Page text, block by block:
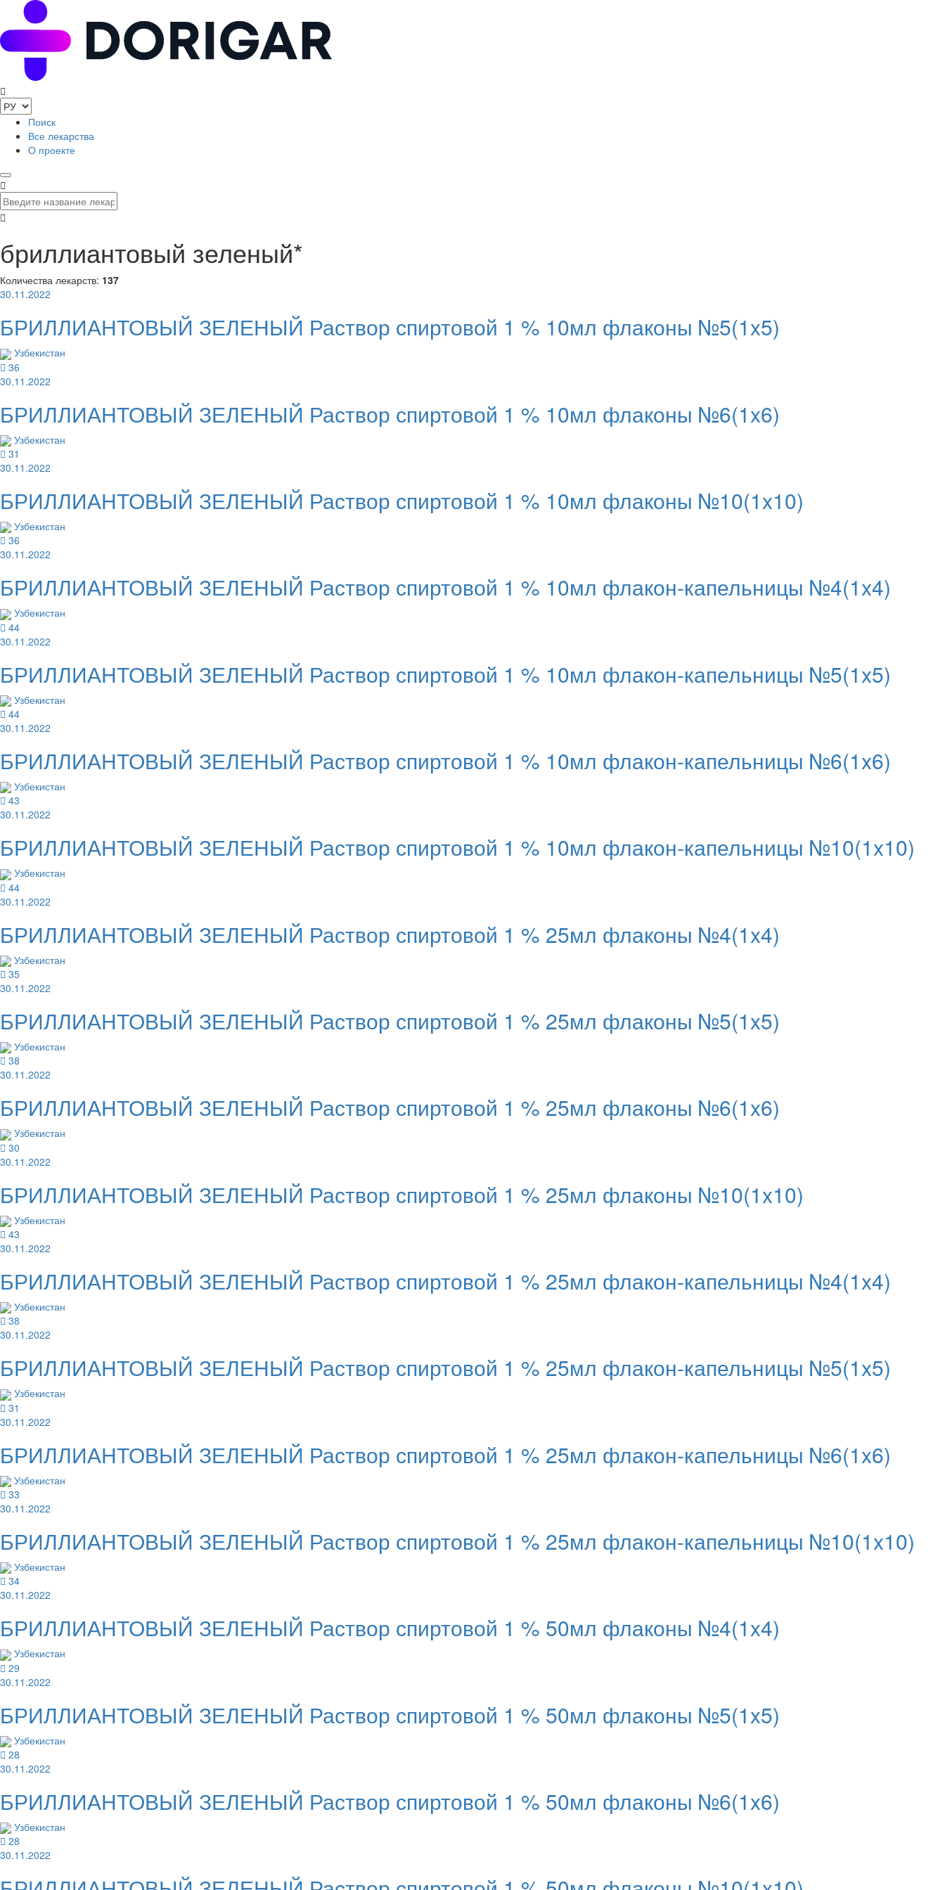
Поиск
Все лекарства
О проекте
бриллиантовый зеленый*
Количества лекарств: 137
30.11.2022
БРИЛЛИАНТОВЫЙ ЗЕЛЕНЫЙ Раствор спиртовой 1 % 10мл флаконы №5(1x5)
Узбекистан
36
30.11.2022
БРИЛЛИАНТОВЫЙ ЗЕЛЕНЫЙ Раствор спиртовой 1 % 10мл флаконы №6(1x6)
Узбекистан
31
30.11.2022
БРИЛЛИАНТОВЫЙ ЗЕЛЕНЫЙ Раствор спиртовой 1 % 10мл флаконы №10(1x10)
Узбекистан
36
30.11.2022
БРИЛЛИАНТОВЫЙ ЗЕЛЕНЫЙ Раствор спиртовой 1 % 10мл флакон-капельницы №4(1x4)
Узбекистан
44
30.11.2022
БРИЛЛИАНТОВЫЙ ЗЕЛЕНЫЙ Раствор спиртовой 1 % 10мл флакон-капельницы №5(1x5)
Узбекистан
44
30.11.2022
БРИЛЛИАНТОВЫЙ ЗЕЛЕНЫЙ Раствор спиртовой 1 % 10мл флакон-капельницы №6(1x6)
Узбекистан
43
30.11.2022
БРИЛЛИАНТОВЫЙ ЗЕЛЕНЫЙ Раствор спиртовой 1 % 10мл флакон-капельницы №10(1x10)
Узбекистан
44
30.11.2022
БРИЛЛИАНТОВЫЙ ЗЕЛЕНЫЙ Раствор спиртовой 1 % 25мл флаконы №4(1x4)
Узбекистан
35
30.11.2022
БРИЛЛИАНТОВЫЙ ЗЕЛЕНЫЙ Раствор спиртовой 1 % 25мл флаконы №5(1x5)
Узбекистан
38
30.11.2022
БРИЛЛИАНТОВЫЙ ЗЕЛЕНЫЙ Раствор спиртовой 1 % 25мл флаконы №6(1x6)
Узбекистан
30
30.11.2022
БРИЛЛИАНТОВЫЙ ЗЕЛЕНЫЙ Раствор спиртовой 1 % 25мл флаконы №10(1x10)
Узбекистан
43
30.11.2022
БРИЛЛИАНТОВЫЙ ЗЕЛЕНЫЙ Раствор спиртовой 1 % 25мл флакон-капельницы №4(1x4)
Узбекистан
38
30.11.2022
БРИЛЛИАНТОВЫЙ ЗЕЛЕНЫЙ Раствор спиртовой 1 % 25мл флакон-капельницы №5(1x5)
Узбекистан
31
30.11.2022
БРИЛЛИАНТОВЫЙ ЗЕЛЕНЫЙ Раствор спиртовой 1 % 25мл флакон-капельницы №6(1x6)
Узбекистан
33
30.11.2022
БРИЛЛИАНТОВЫЙ ЗЕЛЕНЫЙ Раствор спиртовой 1 % 25мл флакон-капельницы №10(1x10)
Узбекистан
34
30.11.2022
БРИЛЛИАНТОВЫЙ ЗЕЛЕНЫЙ Раствор спиртовой 1 % 50мл флаконы №4(1x4)
Узбекистан
29
30.11.2022
БРИЛЛИАНТОВЫЙ ЗЕЛЕНЫЙ Раствор спиртовой 1 % 50мл флаконы №5(1x5)
Узбекистан
28
30.11.2022
БРИЛЛИАНТОВЫЙ ЗЕЛЕНЫЙ Раствор спиртовой 1 % 50мл флаконы №6(1x6)
Узбекистан
28
30.11.2022